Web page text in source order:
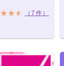
（7件）